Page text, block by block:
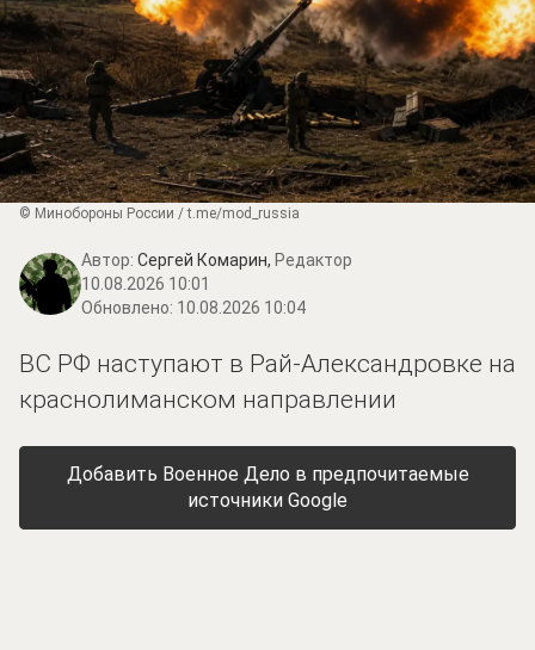
© Минобороны России / t.me/mod_russia
Автор: Сергей Комарин, Редактор
10.08.2026 10:01
Обновлено: 10.08.2026 10:04
ВС РФ наступают в Рай-Александровке на
краснолиманском направлении
Добавить Военное Дело в предпочитаемые
источники Google